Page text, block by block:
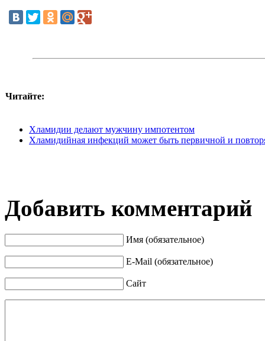
Читайте:
Хламидии делают мужчину импотентом
Хламидийная инфекций может быть первичной и
Добавить комментарий
Имя (обязательное)
E-Mail (обязательное)
Сайт